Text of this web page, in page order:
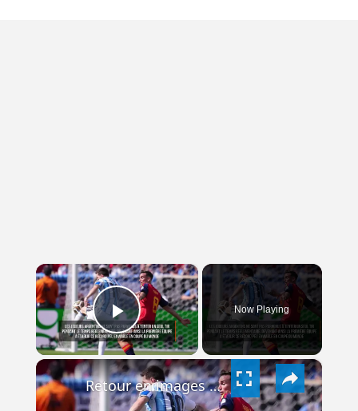
×
PLAY
VIDEO
Now Playing
×
Retour en images sur la victoire de l'Espagne face à l'Argentine en finale de la Coupe du Monde.